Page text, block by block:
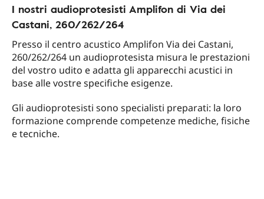
I nostri audioprotesisti Amplifon di Via dei
Castani, 260/262/264
Presso il centro acustico Amplifon Via dei Castani,
260/262/264 un audioprotesista misura le prestazioni
del vostro udito e adatta gli apparecchi acustici in
base alle vostre specifiche esigenze.
Gli audioprotesisti sono specialisti preparati: la loro
formazione comprende competenze mediche, fisiche
e tecniche.